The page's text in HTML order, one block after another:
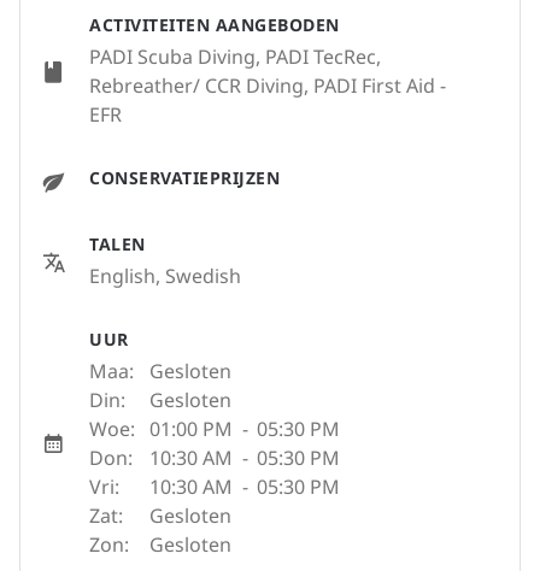
ACTIVITEITEN AANGEBODEN
PADI Scuba Diving, PADI TecRec,
Rebreather/ CCR Diving, PADI First Aid -
EFR
CONSERVATIEPRIJZEN
TALEN
English, Swedish
UUR
Maa:
Gesloten
Din:
Gesloten
Woe: 01:00 PM - 05:30 PM
Don:
10:30 AM - 05:30 PM
Vri:
10:30 AM - 05:30 PM
Zat:
Gesloten
Zon:
Gesloten